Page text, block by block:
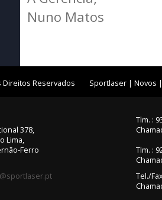
Nuno Matos
Reservados Sportlaser |Novos
378,
Lima,
Ferro
Tlm. :
Tlm. :
Tel./